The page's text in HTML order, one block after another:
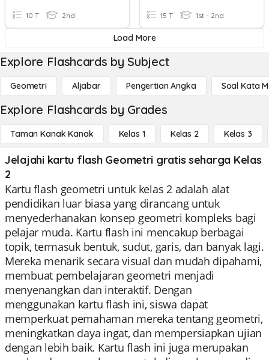
10 T 2nd 15 T 1st - 2nd
Load More
Explore Flashcards by Subject
Geometri Aljabar Pengertian Angka Soal Kata
Explore Flashcards by Grades
Taman Kanak Kanak Kelas 1 Kelas 2 Kelas 3
Jelajahi kartu flash Geometri gratis seharga Kelas
2
Kartu flash geometri untuk kelas 2 adalah alat
pendidikan luar biasa yang dirancang untuk
menyederhanakan konsep geometri kompleks bagi
pelajar muda. Kartu flash ini mencakup berbagai
topik, termasuk bentuk, sudut, garis, dan banyak lagi.
Mereka menarik secara visual dan mudah dipahami,
membuat pembelajaran geometri menjadi
menyenangkan dan interaktif. Dengan
menggunakan kartu flash ini, siswa dapat
memperkuat pemahaman mereka tentang geometri,
meningkatkan daya ingat, dan mempersiapkan ujian
dengan lebih baik. Kartu flash ini juga merupakan